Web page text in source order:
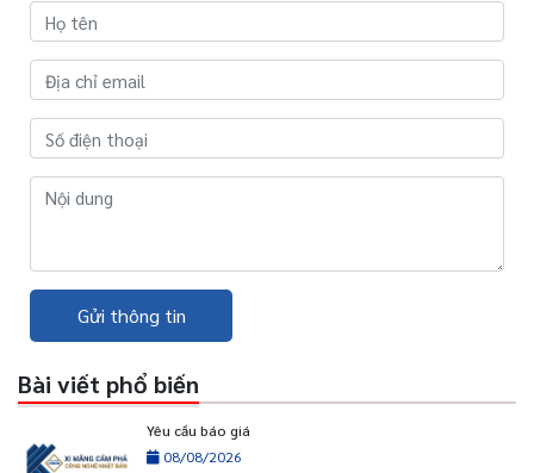
Gửi thông tin
Bài viết phổ biến
Yêu cầu báo giá
08/08/2026